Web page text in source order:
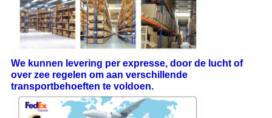
We kunnen levering per expresse, door de lucht of
over zee regelen om aan verschillende
transportbehoeften te voldoen.